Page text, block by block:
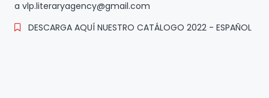
a vlp.literaryagency@gmail.com
DESCARGA AQUÍ NUESTRO CATÁLOGO 2022 - ESPAÑOL